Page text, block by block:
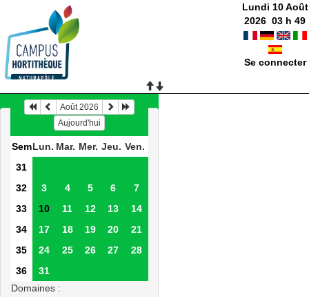
Lundi 10 Août
2026 03 h49
Se connecter
Août 2026
Aujourd'hui
SemLun. Mar. Mer. Jeu. Ven.
31
32
3 4 5 6
7
33
10 11 12 13
14
34
17 18 19 20
21
35
24 25 26 27
28
36
31
Domaines :